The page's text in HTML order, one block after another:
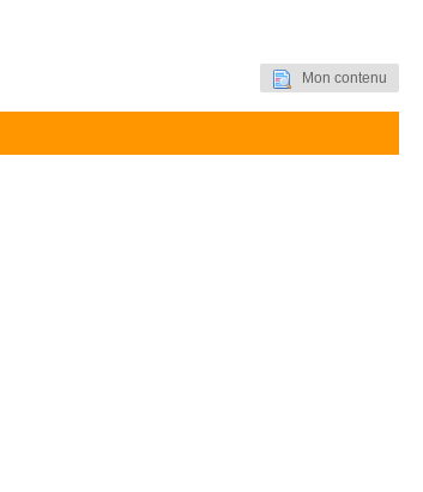
Mon contenu